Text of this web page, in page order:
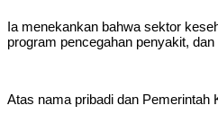
Ia menekankan bahwa sektor
program pencegahan penyakit,
Atas nama pribadi dan Pemerintah